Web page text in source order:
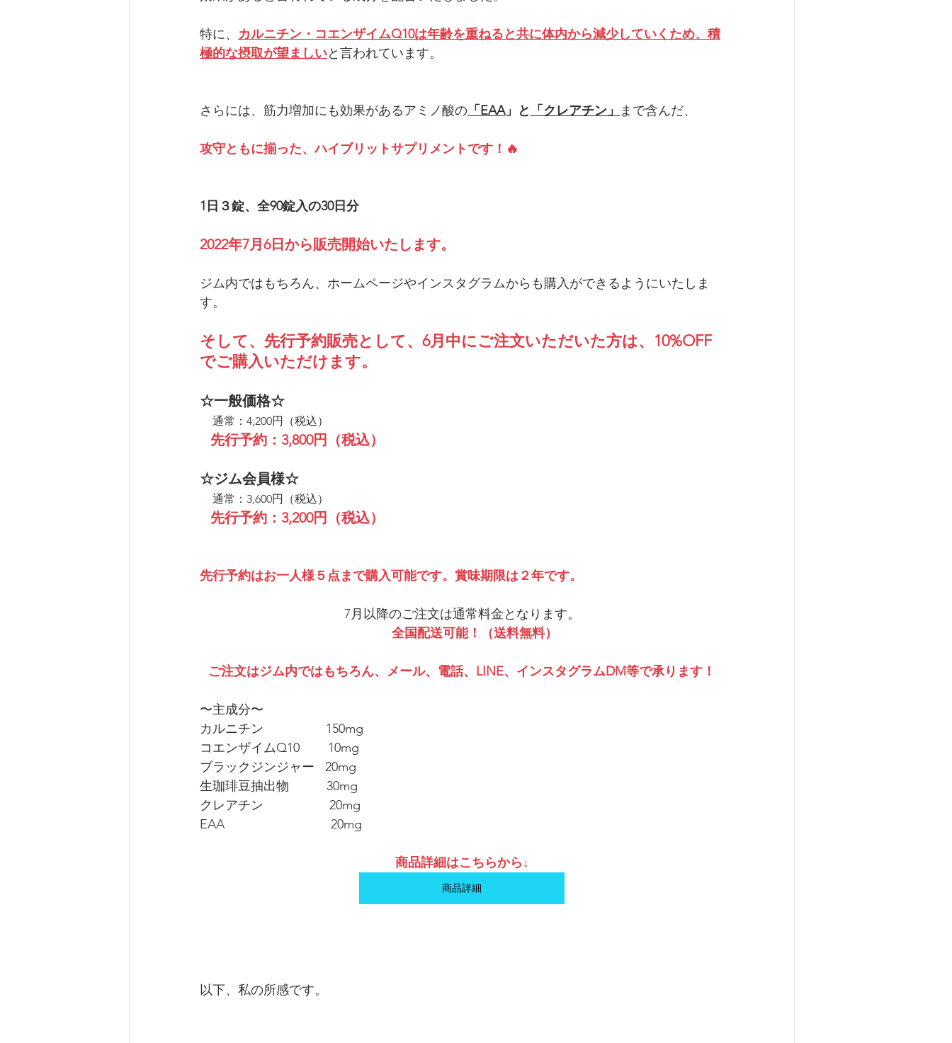
特に、 カルニチン・コエンザイムQ10は年齢を重ねると共に体内から減少していくため、積
極的な摂取が望ましいと言われています。
さらには、筋力増加にも効果があるアミノ酸の 「EAA」と 「クレアチン」 まで含んだ、
攻守ともに揃った、ハイブリットサプリメントです！🔥
1日３錠、全90錠入の30日分
2022年7月6日から販売開始いたします。
ジム内ではもちろん、ホームページやインスタグラムからも購入ができるようにいたしま
す。
そして、先行予約販売として、6月中にご注文いただいた方は、10%OFF
でご購入いただけます。
☆一般価格☆
通常：4,200円（税込）
   先行予約：3,800円（税込）
☆ジム会員様☆
通常：3,600円（税込）
   先行予約：3,200円（税込）
先行予約はお一人様５点まで購入可能です。賞味期限は２年です。
7月以降のご注文は通常料金となります。
全国配送可能！（送料無料）
ご注文はジム内ではもちろん、メール、電話、LINE、インスタグラムDM等で承ります！
〜主成分〜
カルニチン　              150mg
コエンザイムQ10        10mg
ブラックジンジャー   20mg
生珈琲豆抽出物　       30mg
クレアチン　               20mg
EAA                              20mg
商品詳細はこちらから↓
商品詳細
以下、私の所感です。